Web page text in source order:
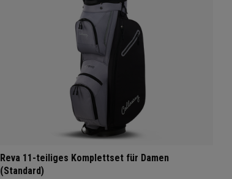
Reva 11-teiliges Komplettset für Damen
(Standard)